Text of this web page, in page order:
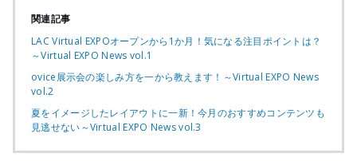
関連記事
LAC Virtual EXPOオープンから1か月！気になる注目ポイントは？
～Virtual EXPO News vol.1
ovice展示会の楽しみ方を一から教えます！～Virtual EXPO News
vol.2
夏をイメージしたレイアウトに一新！今月のおすすめコンテンツも
見逃せない～Virtual EXPO News vol.3